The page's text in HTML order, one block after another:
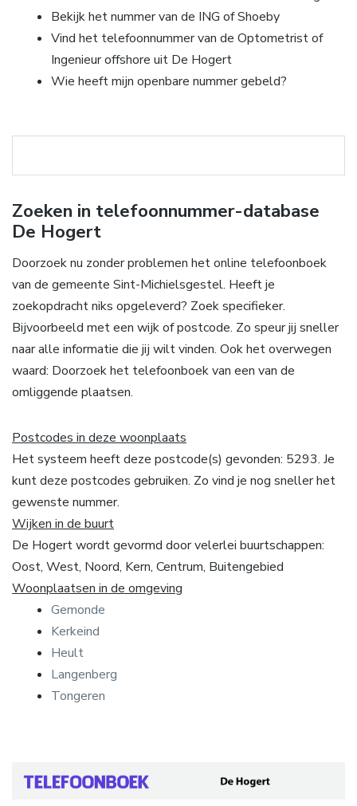
Bekijk het nummer van de ING of Shoeby
Vind het telefoonnummer van de Optometrist of
Ingenieur offshore uit De Hogert
Wie heeft mijn openbare nummer gebeld?
Zoeken in telefoonnummer-database
De Hogert
Doorzoek nu zonder problemen het online telefoonboek
van de gemeente Sint-Michielsgestel. Heeft je
zoekopdracht niks opgeleverd? Zoek specifieker.
Bijvoorbeeld met een wijk of postcode. Zo speur jij sneller
naar alle informatie die jij wilt vinden. Ook het overwegen
waard: Doorzoek het telefoonboek van een van de
omliggende plaatsen.
Postcodes in deze woonplaats
Het systeem heeft deze postcode(s) gevonden: 5293. Je
kunt deze postcodes gebruiken. Zo vind je nog sneller het
gewenste nummer.
Wijken in de buurt
De Hogert wordt gevormd door velerlei buurtschappen:
Oost, West, Noord, Kern, Centrum, Buitengebied
Woonplaatsen in de omgeving
Gemonde
Kerkeind
Heult
Langenberg
Tongeren